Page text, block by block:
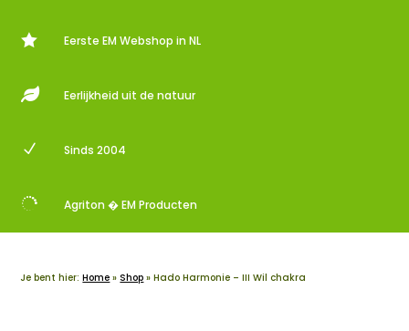
 Eerste EM Webshop in NL
 Eerlijkheid uit de natuur
N Sinds 2004
 Agriton � EM Producten
Je bent hier:Home » Shop »Hado Harmonie – III Wil chakra